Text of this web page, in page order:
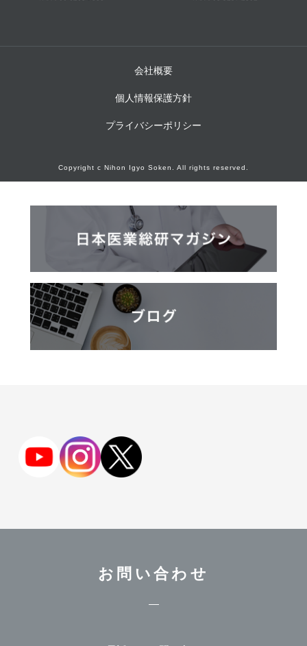
会社概要
個人情報保護方針
プライバシーポリシー
Copyright c Nihon Igyo Soken. All rights reserved.
お問い合わせ